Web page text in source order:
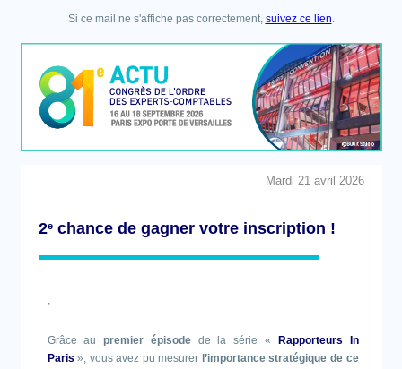
Si ce mail ne s'affiche pas correctement, suivez ce lien.
Mardi 21 avril 2026
2echance de gagner votre inscription !
,
Grâce aupremier épisodede la série «
Rapporteurs In
Paris », vous avez pu mesurer l’importance stratégique de ce